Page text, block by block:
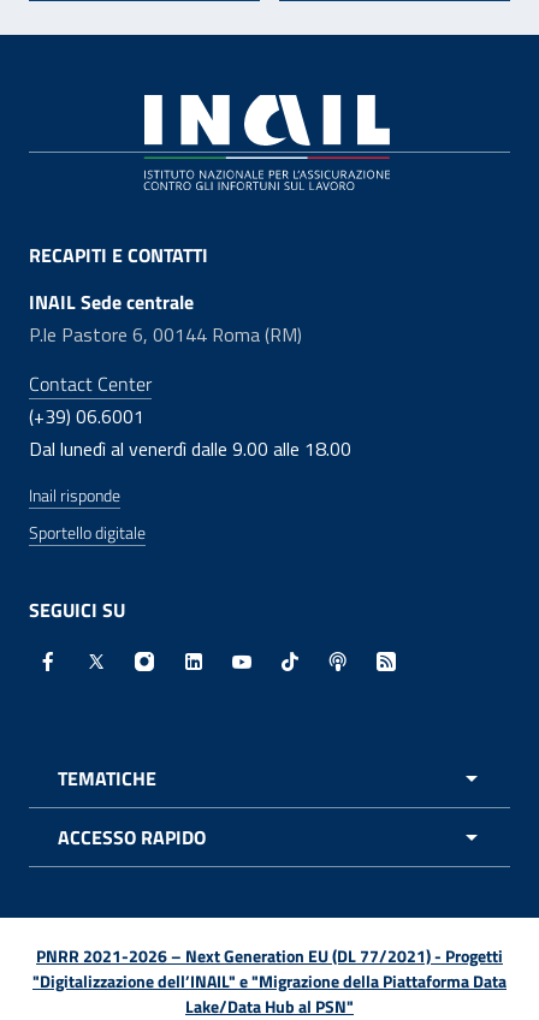
RECAPITI E CONTATTI
INAIL Sede centrale
P.le Pastore 6, 00144 Roma (RM)
Contact Center
(+39) 06.6001
Dal lunedì al venerdì dalle 9.00 alle 18.00
Inail risponde
Sportello digitale
SEGUICI SU
Facebook - Sito esterno - Apertura in nuova finestra
X - Sito esterno - Apertura in nuova finestra
Instagram - Sito esterno - Apertura in
Linkedin - Sito esterno - Apertura in
Youtube - Sito esterno -
TikTok - Sito esterno -
Spreaker - Sito
Feed RSS -
TEMATICHE
ACCESSO RAPIDO
PNRR 2021-2026 – Next Generation EU (DL 77/2021) - Progetti
"Digitalizzazione dell’INAIL" e "Migrazione della Piattaforma Data
Lake/Data Hub al PSN"